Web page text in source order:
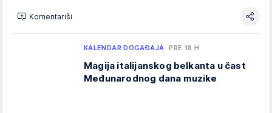
Komentariši
KALENDAR DOGAĐAJA PRE 18 H
Magija italijanskog belkanta u čast
Međunarodnog dana muzike